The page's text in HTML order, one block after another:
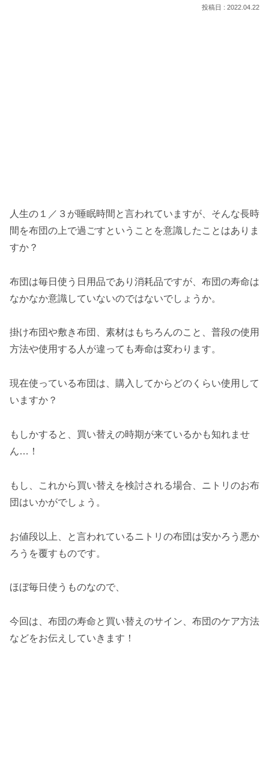
2022.04.22
人生の１／３が睡眠時間と言われていますが、そんな長時
間を布団の上で過ごすということを意識したことはありま
すか？
布団は毎日使う日用品であり消耗品ですが、布団の寿命は
なかなか意識していないのではないでしょうか。
掛け布団や敷き布団、素材はもちろんのこと、普段の使用
方法や使用する人が違っても寿命は変わります。
現在使っている布団は、購入してからどのくらい使用して
いますか？
もしかすると、買い替えの時期が来ているかも知れませ
ん…！
もし、これから買い替えを検討される場合、ニトリのお布
団はいかがでしょう。
お値段以上、と言われているニトリの布団は安かろう悪か
ろうを覆すものです。
ほぼ毎日使うものなので、
今回は、布団の寿命と買い替えのサイン、布団のケア方法
などをお伝えしていきます！